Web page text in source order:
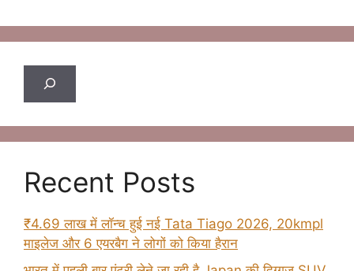
Search
Recent Posts
₹4.69 लाख में लॉन्च हुई नई Tata Tiago 2026, 20kmpl
माइलेज और 6 एयरबैग ने लोगों को किया हैरान